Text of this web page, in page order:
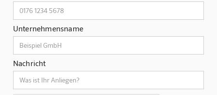
Unternehmensname
Nachricht